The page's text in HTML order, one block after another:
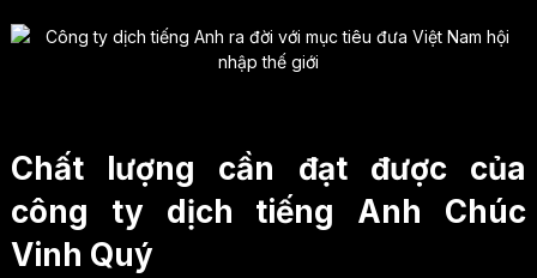
Chất lượng cần đạt được của
công ty dịch tiếng Anh Chúc
Vinh Quý